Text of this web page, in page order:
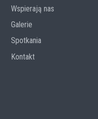
Wspierają nas
Galerie
Spotkania
Kontakt